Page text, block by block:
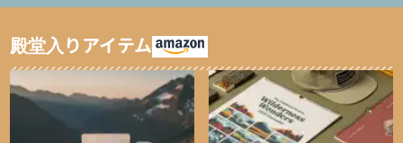
殿堂入りアイテム